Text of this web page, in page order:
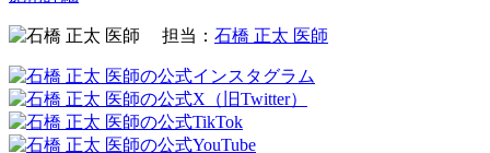
担当： 石橋 正太 医師